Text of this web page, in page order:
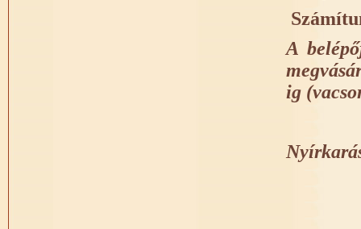
A
ig